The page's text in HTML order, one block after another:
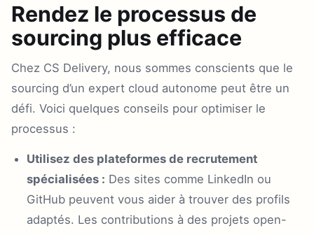
Rendez le processus de
sourcing plus efficace
Chez CS Delivery, nous sommes conscients que le
sourcing d’un expert cloud autonome peut être un
défi. Voici quelques conseils pour optimiser le
processus :
Utilisez des plateformes de recrutement
spécialisées : Des sites comme LinkedIn ou
GitHub peuvent vous aider à trouver des profils
adaptés. Les contributions à des projets open-